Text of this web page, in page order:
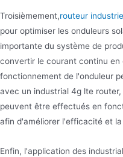
Troisièmement,routeur
pour optimiser les onduleurs
importante du système de
convertir le courant continu
fonctionnement de l'onduleur
avec un industrial 4g lte
peuvent être effectués en
afin d'améliorer l'efficacité et
Enfin, l'application des